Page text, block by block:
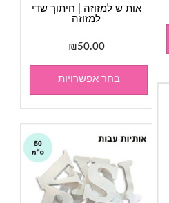
אות ש למזוזה | חיתוך שדי
למזוזה
₪50.00
בחר אפשרויות